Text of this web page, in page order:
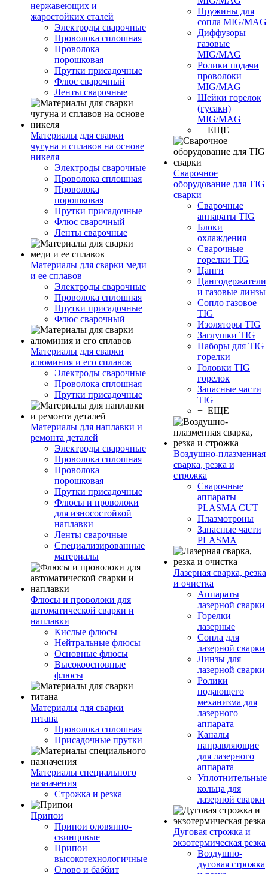
нержавеющих и
жаростойких сталей
Электроды сварочные
Проволока сплошная
Проволока
порошковая
Прутки присадочные
Флюс сварочный
Ленты сварочные
Материалы для сварки
чугуна и сплавов на основе
никеля
Электроды сварочные
Проволока сплошная
Проволока
порошковая
Прутки присадочные
Флюс сварочный
Ленты сварочные
Материалы для сварки меди
и ее сплавов
Электроды сварочные
Проволока сплошная
Прутки присадочные
Флюс сварочный
Материалы для сварки
алюминия и его сплавов
Электроды сварочные
Проволока сплошная
Прутки присадочные
Материалы для наплавки и
ремонта деталей
Электроды сварочные
Проволока сплошная
Проволока
порошковая
Прутки присадочные
Флюсы и проволоки
для износостойкой
наплавки
Ленты сварочные
Специализированные
материалы
Флюсы и проволоки для
автоматической сварки и
наплавки
Кислые флюсы
Нейтральные флюсы
Основные флюсы
Высокоосновные
флюсы
Материалы для сварки
титана
Проволока сплошная
Присадочные прутки
Материалы специального
назначения
Строжка и резка
Припои
Припои оловянно-
свинцовые
Припои
высокотехнологичные
Олово и баббит
Пружины для
сопла MIG/MAG
Диффузоры
газовые
MIG/MAG
Ролики подачи
проволоки
MIG/MAG
Шейки горелок
(гусаки)
MIG/MAG
+ ЕЩЕ
Сварочное
оборудование для TIG
сварки
Сварочные
аппараты TIG
Блоки
охлаждения
Сварочные
горелки TIG
Цанги
Цангодержатели
и газовые линзы
Сопло газовое
TIG
Изоляторы TIG
Заглушки TIG
Наборы для TIG
горелки
Головки TIG
горелок
Запасные части
TIG
+ ЕЩЕ
Воздушно-плазменная
сварка, резка и
строжка
Сварочные
аппараты
PLASMA CUT
Плазмотроны
Запасные части
PLASMA
Лазерная сварка, резка
и очистка
Аппараты
лазерной сварки
Горелки
лазерные
Сопла для
лазерной сварки
Линзы для
лазерной сварки
Ролики
подающего
механизма для
лазерного
аппарата
Каналы
направляющие
для лазерного
аппарата
Уплотнительные
кольца для
лазерной сварки
Дуговая строжка и
экзотермическая резка
Воздушно-
дуговая строжка